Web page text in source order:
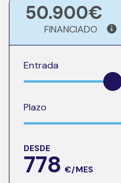
50.900€
FINANCIADO
Entrada
Plazo
DESDE
778 €/MES